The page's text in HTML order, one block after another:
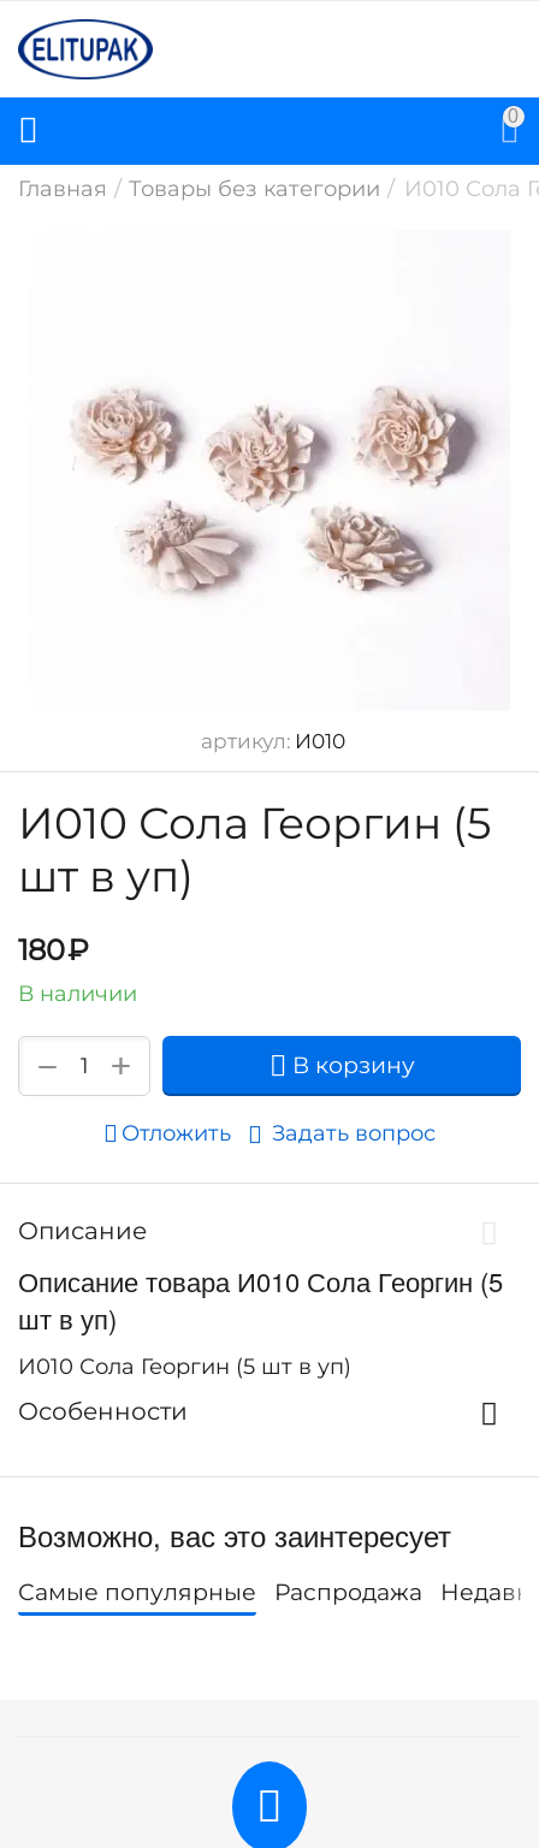
0
Главная / Товары без категории / И010 Сола
артикул: И010
И010 Сола Георгин (5
шт в уп)
180₽
В наличии
+
− В корзину
Отложить Задать вопрос
Описание
Описание товара И010 Сола Георгин (5
шт в уп)
И010 Сола Георгин (5 шт в уп)
Особенности
Возможно, вас это заинтересует
Самые популярные Распродажа